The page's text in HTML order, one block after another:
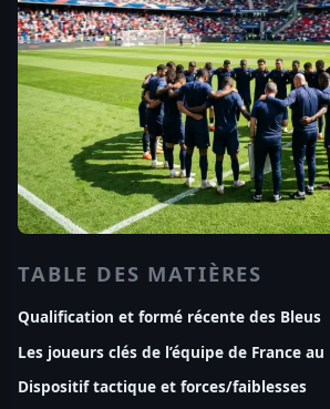
TABLE DES MATIÈRES
Qualification et formé récente des Bleus
Les joueurs clés de l’équipe de France
Dispositif tactique et forces/faiblesses